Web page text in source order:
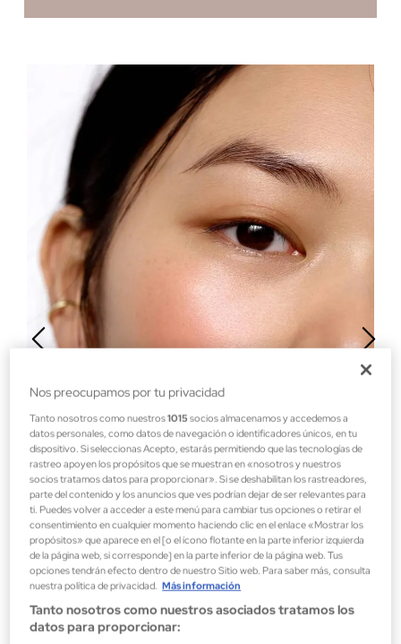
MAQUILLAJE
Nos preocupamos por tu privacidad
Tanto nosotros como nuestros1015 socios almacenamos y accedemos a
datos personales, como datos de navegación o identificadores únicos, en tu
dispositivo. Si seleccionas Acepto, estarás permitiendo que las tecnologías de
rastreo apoyen los propósitos que se muestran en «nosotros y nuestros
socios tratamos datos para proporcionar». Si se deshabilitan los rastreadores,
parte del contenido y los anuncios que ves podrían dejar de ser relevantes para
ti. Puedes volver a acceder a este menú para cambiar tus opciones o retirar el
consentimiento en cualquier momento haciendo clic en el enlace «Mostrar los
propósitos» que aparece en el [o el ícono flotante en la parte inferior izquierda
de la página web, si corresponde] en la parte inferior de la página web. Tus
opciones tendrán efecto dentro de nuestro Sitio web. Para saber más, consulta
nuestra política de privacidad. Más información
Tanto nosotros como nuestros asociados tratamos los
datos para proporcionar: